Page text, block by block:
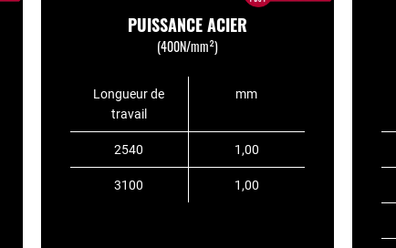
PUISSANCE ACIER
(400N/mm²)
Longueur de
travail
mm
2540 1,00
3100 1,00